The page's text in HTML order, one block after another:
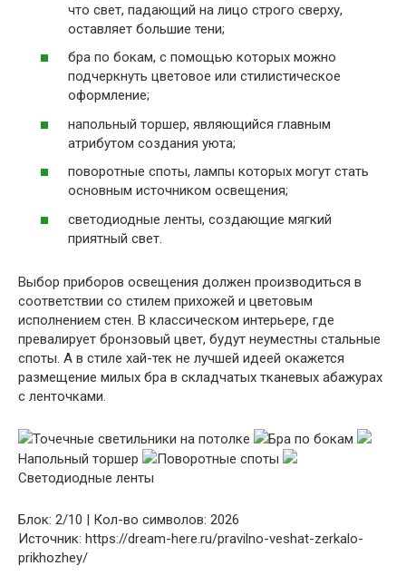
что свет, падающий на лицо строго сверху,
оставляет большие тени;
бра по бокам, с помощью которых можно
подчеркнуть цветовое или стилистическое
оформление;
напольный торшер, являющийся главным
атрибутом создания уюта;
поворотные споты, лампы которых могут стать
основным источником освещения;
светодиодные ленты, создающие мягкий
приятный свет.
Выбор приборов освещения должен производиться в
соответствии со стилем прихожей и цветовым
исполнением стен. В классическом интерьере, где
превалирует бронзовый цвет, будут неуместны стальные
споты. А в стиле хай-тек не лучшей идеей окажется
размещение милых бра в складчатых тканевых абажурах
с ленточками.
Точечные светильники на потолке
Бра по бокам
Напольный торшер
Поворотные споты
Светодиодные ленты
Блок: 2/10 | Кол-во символов: 2026
Источник: https://dream-here.ru/pravilno-veshat-zerkalo-
prikhozhey/